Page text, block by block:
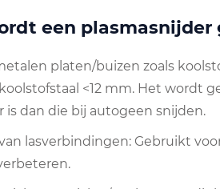
een
platen/buizen zoals
<12 mm. Het wordt
is dan die bij autogeen snijden.
lasverbindingen: Gebruikt